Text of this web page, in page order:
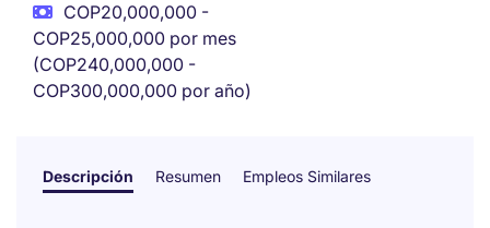
COP20,000,000 -
COP25,000,000 por mes
(COP240,000,000 -
COP300,000,000 por año)
Descripción Resumen Empleos Similares